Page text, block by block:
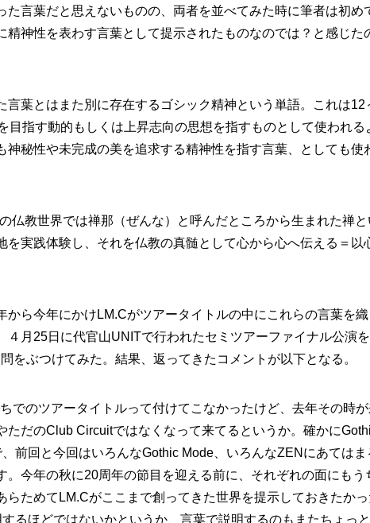
言葉だと思えないものの、両者を並べてみた時に筆者は初め
神性を表わす言葉として提示されたものなのでは？と感じた
葉とはまた別に存在するゴシック精神という単語。これは12
指す動的もしくは上昇志向の思想を指すものとして使われる
秘性や未完成の美を追求する精神性を指す言葉、としても使
仏教世界では禅那（ぜんな）と呼んだところから生まれた禅と
を実践体験し、それを仏教の真髄として心から心へ伝える＝以
ら今年にかけLM.Cがツアータイトルの中にこれらの言葉を織
月25日に代官山UNITで行われたセミツアーファイナル公演
をぶつけてみた。結果、返ってきたコメントが以下となる。
でのツアータイトルって付けてこなかったけど、去年その時
だのClub Circuitではなくなって来てるというか。確かに
前回と今回はいろんなGothic Mode、いろんなZENにあてはま
今年の秋に20周年の節目を迎える前に、それぞれの面にもう
ためてLM.Cがここまで創ってきた世界を提示しておきたかっ
るほどではないかというか、言葉で説明するのもまたちょっと